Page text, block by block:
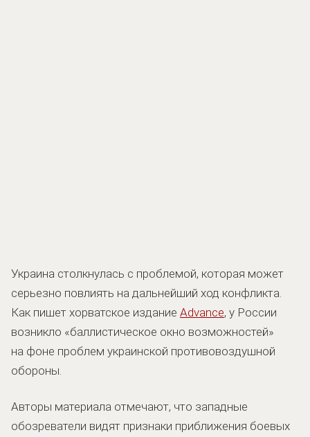
Украина столкнулась с проблемой, которая может
серьезно повлиять на дальнейший ход конфликта.
Как пишет хорватское издание Advance, у России
возникло «баллистическое окно возможностей»
на фоне проблем украинской противовоздушной
обороны.
Авторы материала отмечают, что западные
обозреватели видят признаки приближения боевых